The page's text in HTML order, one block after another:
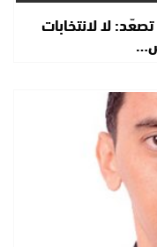
لا لانتخابات